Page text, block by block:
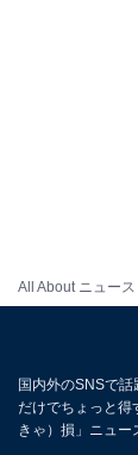
All About ニュース
国内外のSNSで
だけでちょっと得
きゃ）損」ニュー